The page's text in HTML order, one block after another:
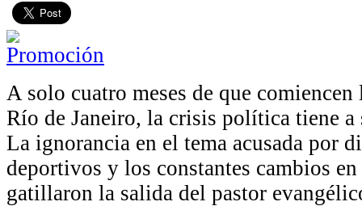
A solo cuatro meses de que
Río de Janeiro, la crisis política tiene a
La ignorancia en el tema acusada por
deportivos y los constantes cambios
gatillaron la salida del pastor